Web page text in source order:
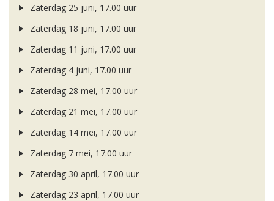
Zaterdag 25 juni, 17.00 uur
Zaterdag 18 juni, 17.00 uur
Zaterdag 11 juni, 17.00 uur
Zaterdag 4 juni, 17.00 uur
Zaterdag 28 mei, 17.00 uur
Zaterdag 21 mei, 17.00 uur
Zaterdag 14 mei, 17.00 uur
Zaterdag 7 mei, 17.00 uur
Zaterdag 30 april, 17.00 uur
Zaterdag 23 april, 17.00 uur